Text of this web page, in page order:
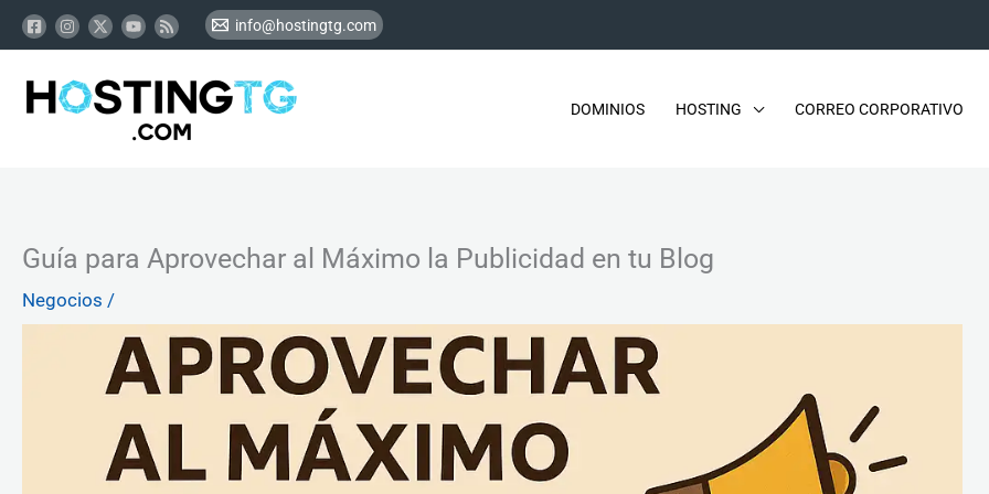
al
contenido
info@hostingtg.com
DOMINIOS HOSTING CORREO CORPORATIVO
Guía para Aprovechar al Máximo la Publicidad en tu Blog
Negocios /